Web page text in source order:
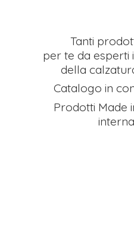
Tanti
per te da esperti
della
Catalogo in
Prodotti Made